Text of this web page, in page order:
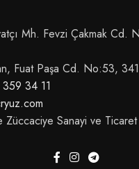
Mh. Fevzi Çakmak
Fuat Paşa Cd. No:53,
34 11
Züccaciye Sanayi ve